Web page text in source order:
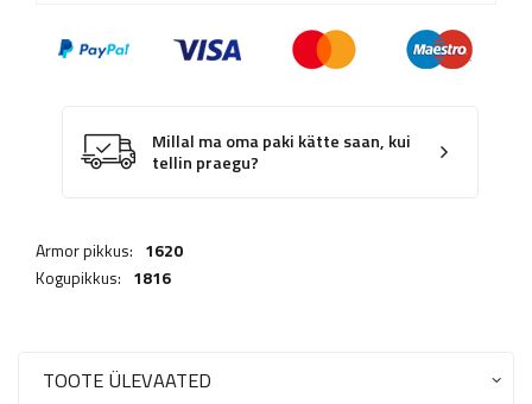
Millal ma oma paki kätte saan, kui
tellin praegu?
Armor pikkus: 1620
Kogupikkus: 1816
TOOTE ÜLEVAATED